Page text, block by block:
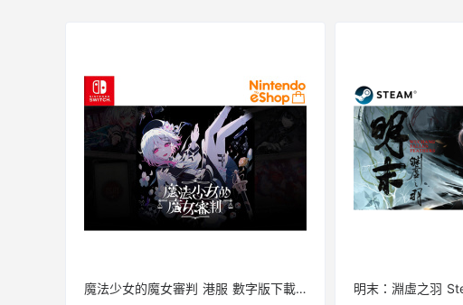
魔法少女的魔女審判 港服 數字版下載碼